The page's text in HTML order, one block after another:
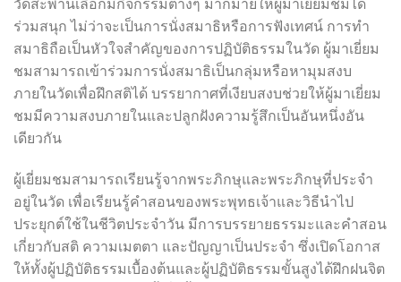
วัดสะพานเลือกมีกิจกรรมต่างๆ มากมายให้ผู้มาเยี่ยมชมได้
ร่วมสนุก ไม่ว่าจะเป็นการนั่งสมาธิหรือการฟังเทศน์ การทำ
สมาธิถือเป็นหัวใจสำคัญของการปฏิบัติธรรมในวัด ผู้มาเยี่ยม
ชมสามารถเข้าร่วมการนั่งสมาธิเป็นกลุ่มหรือหามุมสงบ
ภายในวัดเพื่อฝึกสติได้ บรรยากาศที่เงียบสงบช่วยให้ผู้มาเยี่ยม
ชมมีความสงบภายในและปลูกฝังความรู้สึกเป็นอันหนึ่งอัน
เดียวกัน
ผู้เยี่ยมชมสามารถเรียนรู้จากพระภิกษุและพระภิกษุที่ประจำ
อยู่ในวัด เพื่อเรียนรู้คำสอนของพระพุทธเจ้าและวิธีนำไป
ประยุกต์ใช้ในชีวิตประจำวัน มีการบรรยายธรรมะและคำสอน
เกี่ยวกับสติ ความเมตตา และปัญญาเป็นประจำ ซึ่งเปิดโอกาส
ให้ทั้งผู้ปฏิบัติธรรมเบื้องต้นและผู้ปฏิบัติธรรมขั้นสูงได้ฝึกฝนจิต